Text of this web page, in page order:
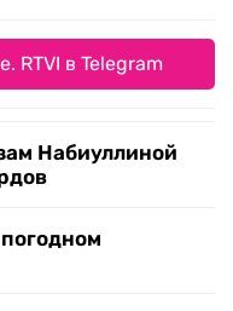
RTVI в Telegram
Набиуллиной